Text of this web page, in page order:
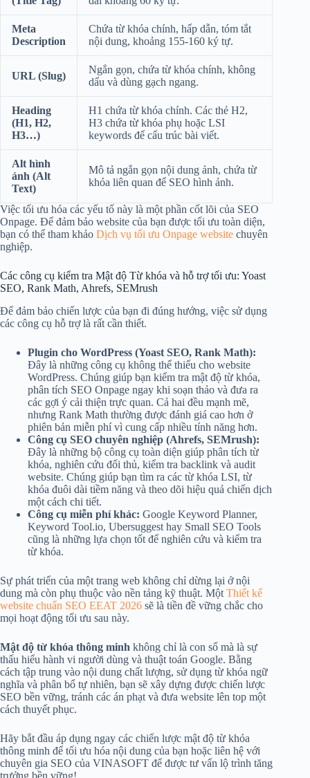
Meta
Description
Chứa từ khóa chính, hấp dẫn, tóm tắt
nội dung, khoảng 155-160 ký tự.
URL (Slug)
Ngắn gọn, chứa từ khóa chính, không
dấu và dùng gạch ngang.
Heading
(H1, H2,
H3…)
H1 chứa từ khóa chính. Các thẻ H2,
H3 chứa từ khóa phụ hoặc LSI
keywords để cấu trúc bài viết.
Alt hình
ảnh (Alt
Text)
Mô tả ngắn gọn nội dung ảnh, chứa từ
khóa liên quan để SEO hình ảnh.
Việc tối ưu hóa các yếu tố này là một phần cốt lõi của SEO
Onpage. Để đảm bảo website của bạn được tối ưu toàn diện,
bạn có thể tham khảo Dịch vụ tối ưu Onpage website chuyên
nghiệp.
Các công cụ kiểm tra Mật độ Từ khóa và hỗ trợ tối ưu: Yoast
SEO, Rank Math, Ahrefs, SEMrush
Để đảm bảo chiến lược của bạn đi đúng hướng, việc sử dụng
các công cụ hỗ trợ là rất cần thiết.
Plugin cho WordPress (Yoast SEO, Rank Math):
Đây là những công cụ không thể thiếu cho website
WordPress. Chúng giúp bạn kiểm tra mật độ từ khóa,
phân tích SEO Onpage ngay khi soạn thảo và đưa ra
các gợi ý cải thiện trực quan. Cả hai đều mạnh mẽ,
nhưng Rank Math thường được đánh giá cao hơn ở
phiên bản miễn phí vì cung cấp nhiều tính năng hơn.
Công cụ SEO chuyên nghiệp (Ahrefs, SEMrush):
Đây là những bộ công cụ toàn diện giúp phân tích từ
khóa, nghiên cứu đối thủ, kiểm tra backlink và audit
website. Chúng giúp bạn tìm ra các từ khóa LSI, từ
khóa đuôi dài tiềm năng và theo dõi hiệu quả chiến dịch
một cách chi tiết.
Công cụ miễn phí khác: Google Keyword Planner,
Keyword Tool.io, Ubersuggest hay Small SEO Tools
cũng là những lựa chọn tốt để nghiên cứu và kiểm tra
từ khóa.
Sự phát triển của một trang web không chỉ dừng lại ở nội
dung mà còn phụ thuộc vào nền tảng kỹ thuật. Một Thiết kế
website chuẩn SEO EEAT 2026 sẽ là tiền đề vững chắc cho
mọi hoạt động tối ưu sau này.
Mật độ từ khóa thông minh không chỉ là con số mà là sự
thấu hiểu hành vi người dùng và thuật toán Google. Bằng
cách tập trung vào nội dung chất lượng, sử dụng từ khóa ngữ
nghĩa và phân bổ tự nhiên, bạn sẽ xây dựng được chiến lược
SEO bền vững, tránh các án phạt và đưa website lên top một
cách thuyết phục.
Hãy bắt đầu áp dụng ngay các chiến lược mật độ từ khóa
thông minh để tối ưu hóa nội dung của bạn hoặc liên hệ với
chuyên gia SEO của VINASOFT để được tư vấn lộ trình tăng
trưởng bền vững!